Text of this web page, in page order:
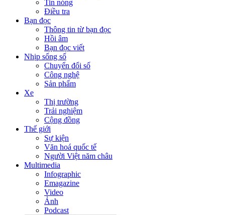
Tin nóng
Điều tra
Bạn đọc
Thông tin từ bạn đọc
Hồi âm
Bạn đọc viết
Nhịp sống số
Chuyển đổi số
Công nghệ
Sản phẩm
Xe
Thị trường
Trải nghiệm
Cộng đồng
Thế giới
Sự kiện
Văn hoá quốc tế
Người Việt năm châu
Multimedia
Infographic
Emagazine
Video
Ảnh
Podcast